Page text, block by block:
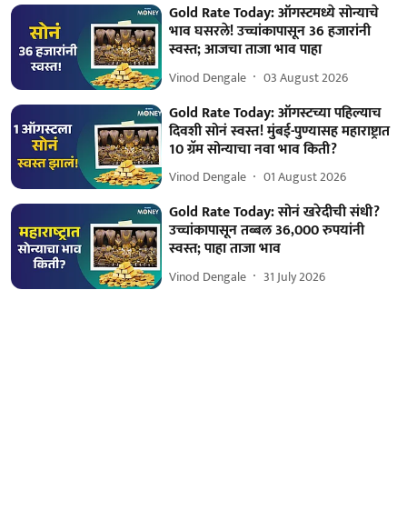
Gold Rate Today: ऑगस्टमध्ये सोन्याचे
भाव घसरले! उच्चांकापासून 36 हजारांनी
स्वस्त; आजचा ताजा भाव पाहा
Vinod Dengale 03 August 2026
Gold Rate Today: ऑगस्टच्या पहिल्याच
दिवशी सोनं स्वस्त! मुंबई-पुण्यासह महाराष्ट्रात
10 ग्रॅम सोन्याचा नवा भाव किती?
Vinod Dengale 01 August 2026
Gold Rate Today: सोनं खरेदीची संधी?
उच्चांकापासून तब्बल 36,000 रुपयांनी
स्वस्त; पाहा ताजा भाव
Vinod Dengale 31 July 2026